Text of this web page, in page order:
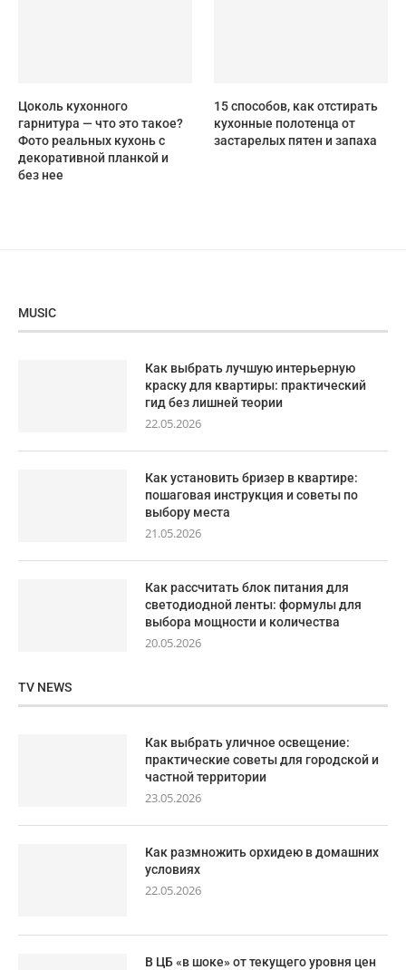
Цоколь кухонного
гарнитура — что это такое?
Фото реальных кухонь с
декоративной планкой и
без нее
15 способов, как отстирать
кухонные полотенца от
застарелых пятен и запаха
MUSIC
Как выбрать лучшую интерьерную
краску для квартиры: практический
гид без лишней теории
22.05.2026
Как установить бризер в квартире:
пошаговая инструкция и советы по
выбору места
21.05.2026
Как рассчитать блок питания для
светодиодной ленты: формулы для
выбора мощности и количества
20.05.2026
TV NEWS
Как выбрать уличное освещение:
практические советы для городской и
частной территории
23.05.2026
Как размножить орхидею в домашних
условиях
22.05.2026
В ЦБ «в шоке» от текущего уровня цен